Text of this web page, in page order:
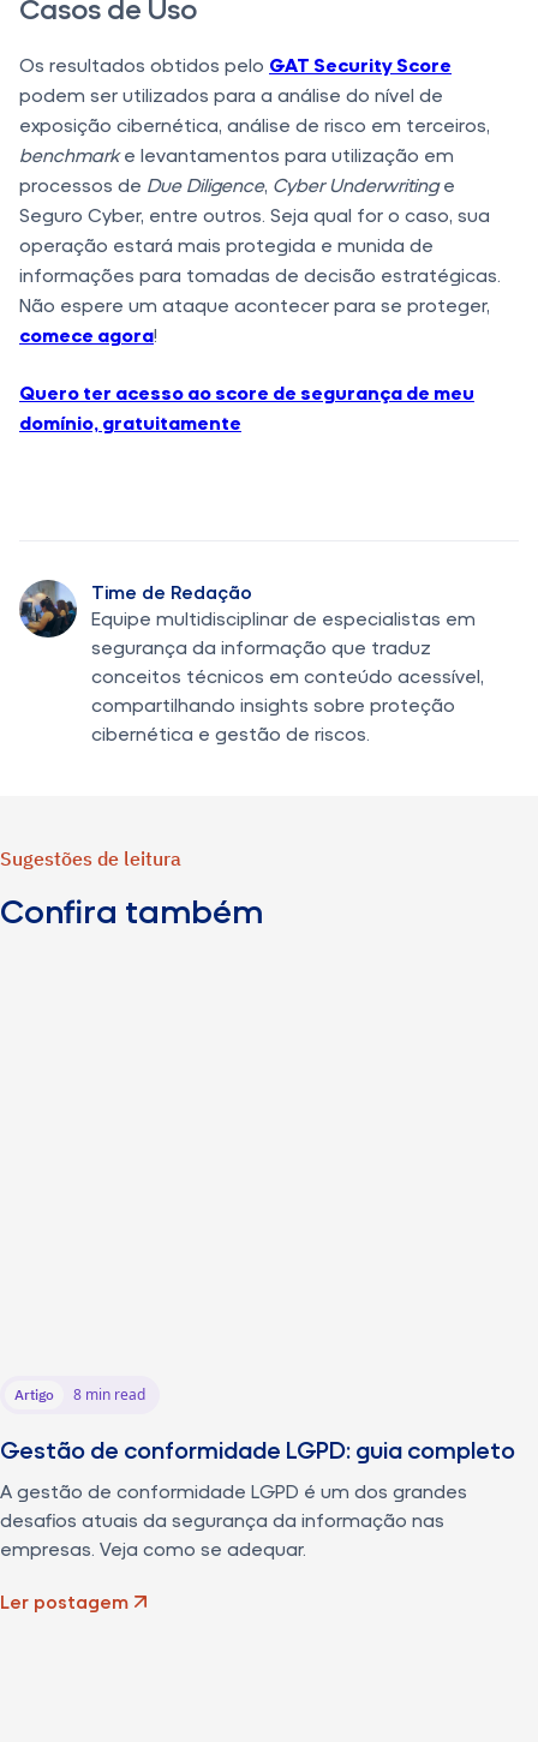
Casos de Uso
Os resultados obtidos pelo GAT Security Score
podem ser utilizados para a análise do nível de
exposição cibernética, análise de risco em terceiros,
benchmarke levantamentos para utilização em
processos de Due Diligence, Cyber Underwritinge
Seguro Cyber, entre outros. Seja qual for o caso, sua
operação estará mais protegida e munida de
informações para tomadas de decisão estratégicas.
Não espere um ataque acontecer para se proteger,
comece agora!
Quero ter acesso ao score de segurança de meu
domínio, gratuitamente
Time de Redação
Equipe multidisciplinar de especialistas em
segurança da informação que traduz
conceitos técnicos em conteúdo acessível,
compartilhando insights sobre proteção
cibernética e gestão de riscos.
Sugestões de leitura
Confira também
Artigo 8 min read
Gestão de conformidade LGPD: guia completo
A gestão de conformidade LGPD é um dos grandes
desafios atuais da segurança da informação nas
empresas. Veja como se adequar.
Ler postagem